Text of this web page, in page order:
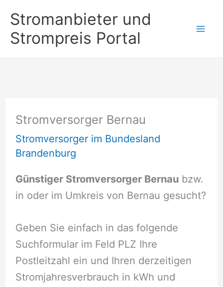
Inhalt
springen
Stromanbieter und
Strompreis Portal
Stromversorger Bernau
Stromversorger im Bundesland
Brandenburg
Günstiger Stromversorger Bernaubzw.
in oder im Umkreis von Bernau gesucht?
Geben Sie einfach in das folgende
Suchformular im Feld PLZ Ihre
Postleitzahl ein und Ihren derzeitigen
Stromjahresverbrauch in kWh und